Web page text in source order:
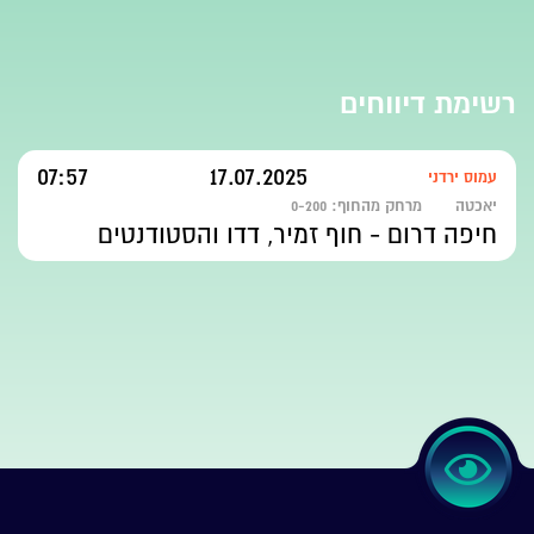
רשימת דיווחים
עמוס ירדני 17.07.2025
07:57
יאכטה מרחק מהחוף: 0-200
חיפה דרום - חוף זמיר, דדו והסטודנטים